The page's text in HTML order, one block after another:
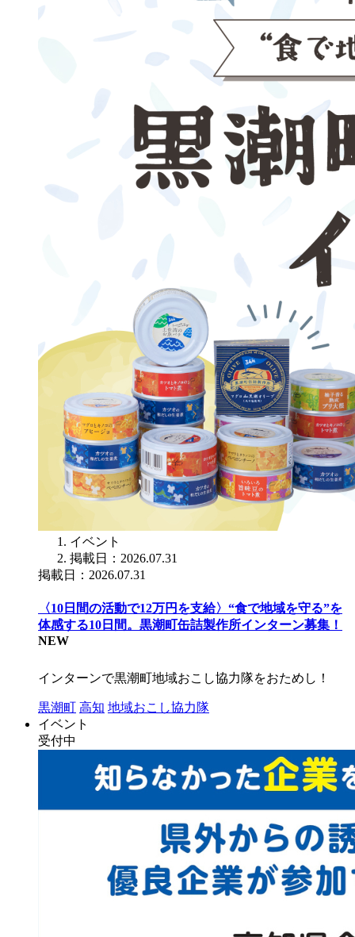
イベント
掲載日：2026.07.31
掲載日：2026.07.31
〈10日間の活動で12万円を支給〉“食で地域を守る”を
体感する10日間。黒潮町缶詰製作所インターン募集！
NEW
インターンで黒潮町地域おこし協力隊をおためし！
黒潮町 高知 地域おこし協力隊
イベント
受付中